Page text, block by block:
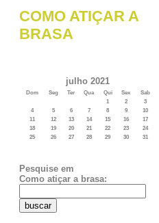
COMO ATIÇAR A
BRASA
julho 2021
Dom Seg Ter Qua Qui Sex
Sab
1
2
3
4
5 6 7 8 9
10
11
12 13 14 15 16
17
18
19 20 21 22 23
24
25
26 27 28 29 30 31
Pesquise em
Como atiçar a brasa: